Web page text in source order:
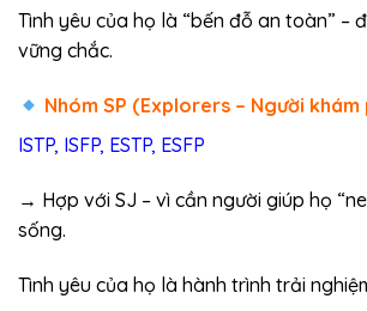
Tình yêu của họ là “bến đỗ an toàn” –
vững chắc.
Nhóm SP (Explorers – Người khám
ISTP, ISFP, ESTP, ESFP
→ Hợp với SJ – vì cần người giúp họ
sống.
Tình yêu của họ là hành trình trải